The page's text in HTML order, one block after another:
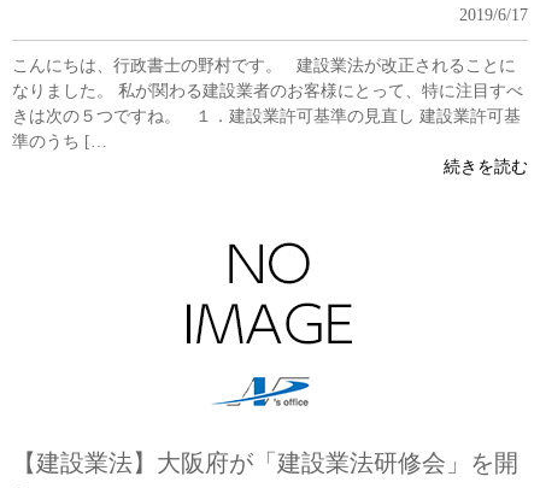
2019/6/17
こんにちは、行政書士の野村です。 建設業法が改正されることに
なりました。 私が関わる建設業者のお客様にとって、特に注目すべ
きは次の５つですね。 １．建設業許可基準の見直し 建設業許可基
準のうち […
続きを読む
【建設業法】大阪府が「建設業法研修会」を開